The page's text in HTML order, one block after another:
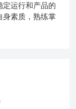
定运行和产品的
身素质，熟练掌